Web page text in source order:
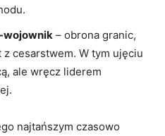
wojownik – obrona granic,
cesarstwem. W tym ujęciu
ale wręcz liderem
najtańszym czasowo